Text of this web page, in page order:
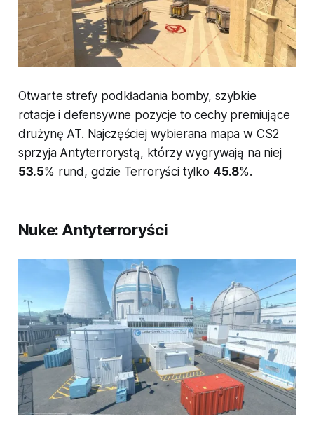
Otwarte strefy podkładania bomby, szybkie
rotacje i defensywne pozycje to cechy premiujące
drużynę AT. Najczęściej wybierana mapa w CS2
sprzyja Antyterrorystą, którzy wygrywają na niej
53.5% rund, gdzie Terroryści tylko 45.8%.
Nuke: Antyterroryści